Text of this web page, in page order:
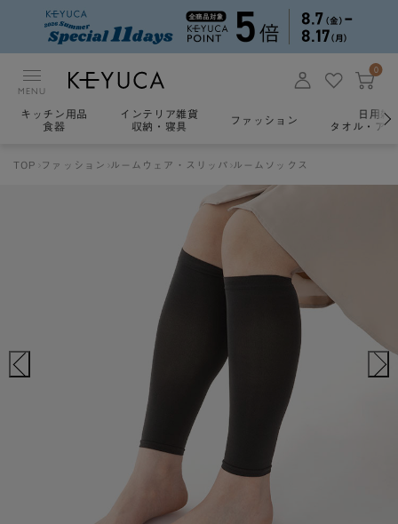
MENU
0
キッチン用品
食器
インテリア雑貨
収納・寝具
ファッション
日用雑
タオル・ア
TOP ファッション ルームウェア・スリッパ ルームソックス